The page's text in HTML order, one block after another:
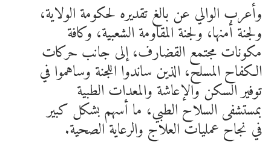
وأعرب الوالي عن بالغ تقديره لحكومة الولاية،
ولجنة أمنها، ولجنة المقاومة الشعبية، وكافة
مكونات مجتمع القضارف، إلى جانب حركات
الكفاح المسلح، الذين ساندوا اللجنة وساهموا في
توفير السكن والإعاشة والمعدات الطبية
بمستشفى السلاح الطبي، ما أسهم بشكل كبير
في نجاح عمليات العلاج والرعاية الصحية.